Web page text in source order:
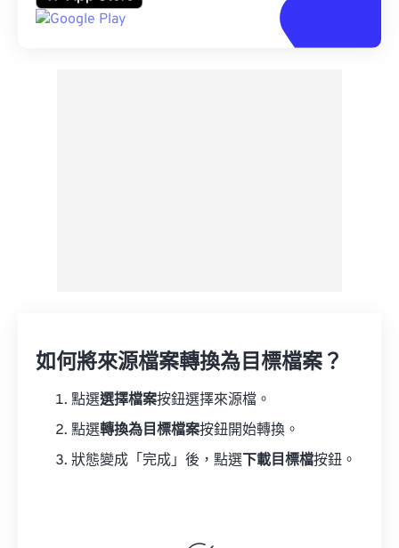
如何將來源檔案轉換為目標檔案？
點選選擇檔案按鈕選擇來源檔。
點選轉換為目標檔案按鈕開始轉換。
狀態變成「完成」後，點選 下載目標檔按鈕。